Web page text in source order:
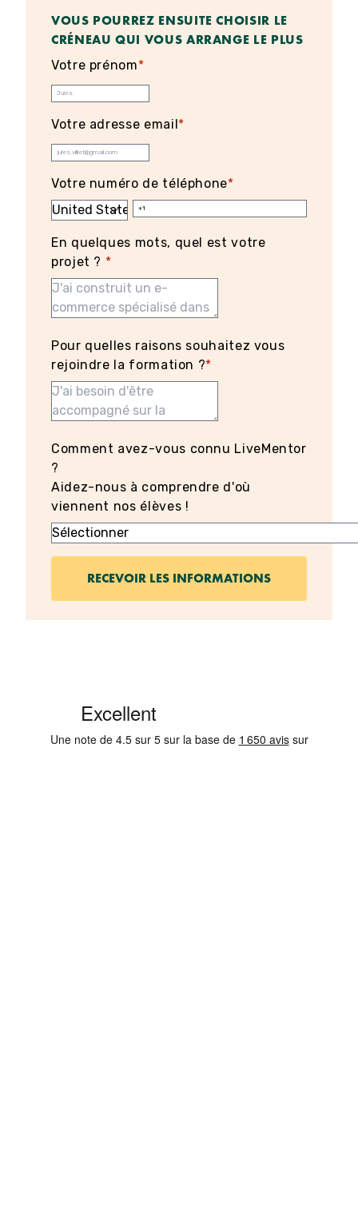
VOUS POURREZ ENSUITE CHOISIR LE
CRÉNEAU QUI VOUS ARRANGE LE PLUS
Votre prénom*
Votre adresse email *
Votre numéro de téléphone*
En quelques mots, quel est votre
projet ? *
Pour quelles raisons souhaitez vous
rejoindre la formation ?*
Comment avez-vous connu LiveMentor
?
Aidez-nous à comprendre d'où
viennent nos élèves !